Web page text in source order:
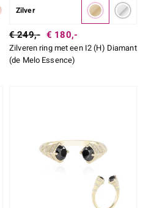
Zilver
€ 249,- € 180,-
Zilveren ring met een I2 (H) Diamant
(de Melo Essence)